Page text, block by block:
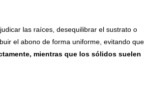
las raíces, desequilibrar el sustrato o
el abono de forma uniforme, evitando que
mientras que los sólidos suelen